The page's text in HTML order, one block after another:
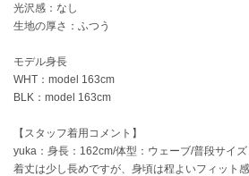
DANSKIN
エイミー イストワール
emmi
光沢感：なし
生地の厚さ：ふつう
モデル身長
WHT：model 163cm
BLK：model 163cm
【スタッフ着用コメント】
yuka：身長：162cm/体型：ウェーブ/普段サイ
着丈は少し長めですが、身頃は程よいフィット